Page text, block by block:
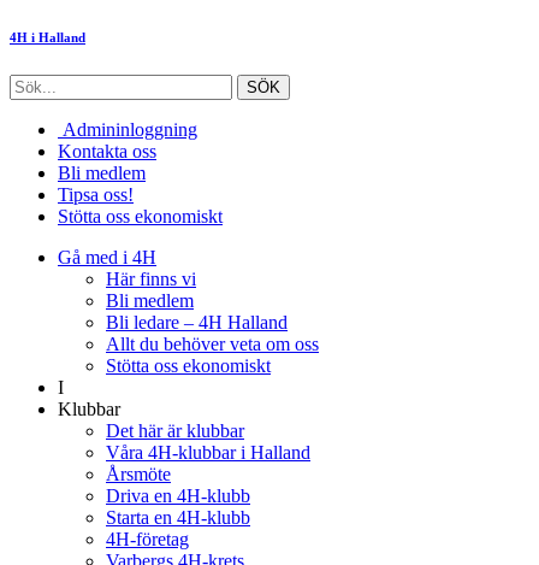
4H i Halland
Admininloggning
Kontakta oss
Bli medlem
Tipsa oss!
Stötta oss ekonomiskt
Gå med i 4H
Här finns vi
Bli medlem
Bli ledare – 4H Halland
Allt du behöver veta om oss
Stötta oss ekonomiskt
I
Klubbar
Det här är klubbar
Våra 4H-klubbar i Halland
Årsmöte
Driva en 4H-klubb
Starta en 4H-klubb
4H-företag
Varbergs 4H-krets